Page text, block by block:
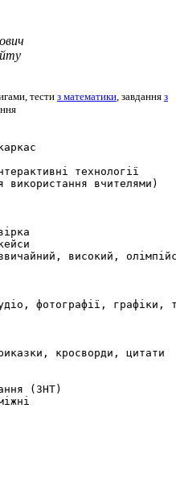
тести з математики, завдання з
кросворди, цитати